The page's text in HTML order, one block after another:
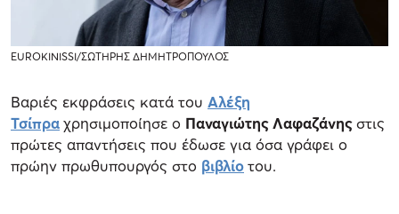
EUROKINISSI/ΣΩΤΗΡΗΣ ΔΗΜΗΤΡΟΠΟΥΛΟΣ
Βαριές εκφράσεις κατά του Αλέξη
Τσίπραχρησιμοποίησε ο Παναγιώτης Λαφαζάνηςστις
πρώτες απαντήσεις που έδωσε για όσα γράφει ο
πρώην πρωθυπουργός στο βιβλίοτου.